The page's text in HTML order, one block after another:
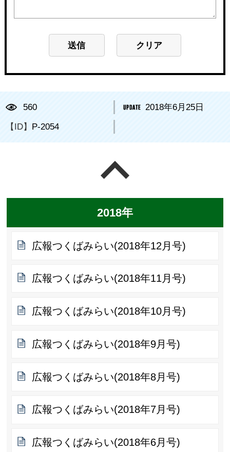
560 2018年6月25日
【ID】 P-2054
2018年
広報つくばみらい(2018年12月号)
広報つくばみらい(2018年11月号)
広報つくばみらい(2018年10月号)
広報つくばみらい(2018年9月号)
広報つくばみらい(2018年8月号)
広報つくばみらい(2018年7月号)
広報つくばみらい(2018年6月号)